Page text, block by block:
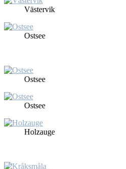
Väs­ter­vik
Ost­see
Ost­see
Ost­see
Holz­au­ge